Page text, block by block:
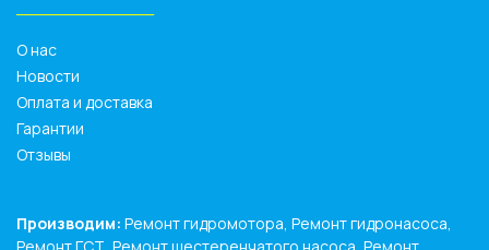
О нас
Новости
Оплата и доставка
Гарантии
Отзывы
Производим: Ремонт гидромотора, Ремонт гидронасоса,
Ремонт ГСТ, Ремонт шестеренчатого насоса, Ремонт